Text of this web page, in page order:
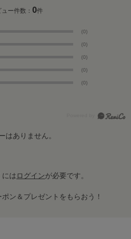
ュー件数：0件
(0)
(0)
(0)
(0)
(0)
はありません。
はログインが必要です。
ン＆プレゼントをもらおう！